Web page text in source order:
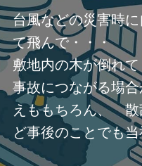
台風などの災害時
て飛んで・・・
敷地内の木が倒れて
事故につながる場
えももちろん、 散
ど事後のことでも